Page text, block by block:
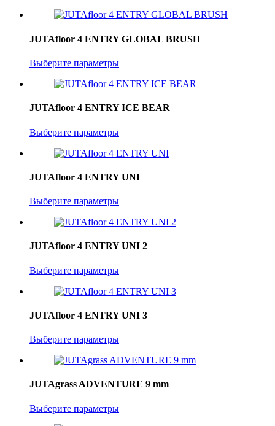
JUTAfloor 4 ENTRY GLOBAL BRUSH
Выберите параметры
JUTAfloor 4 ENTRY ICE BEAR
Выберите параметры
JUTAfloor 4 ENTRY UNI
Выберите параметры
JUTAfloor 4 ENTRY UNI 2
Выберите параметры
JUTAfloor 4 ENTRY UNI 3
Выберите параметры
JUTAgrass ADVENTURE 9 mm
Выберите параметры